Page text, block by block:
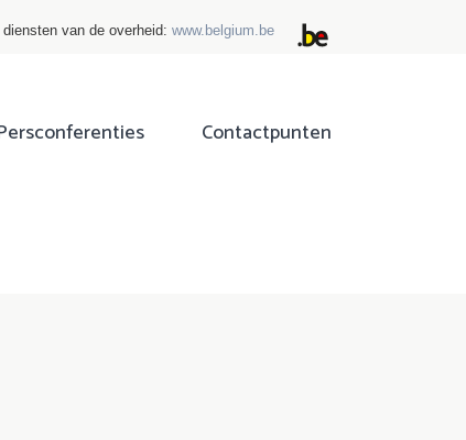
van de overheid: www.belgium.be
Contactpunten